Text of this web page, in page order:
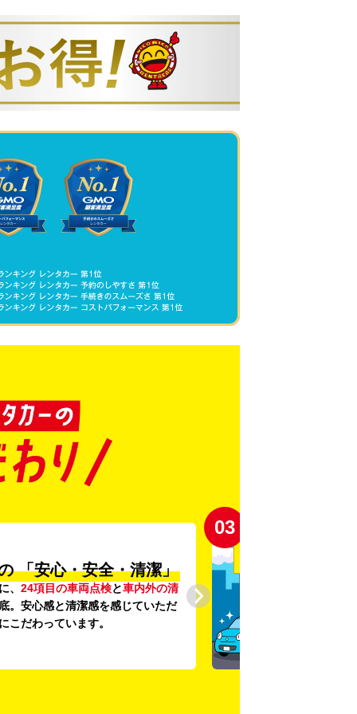
録から4年未満の
い車がいっぱい♪
満の新しいクルマを多数導入し、
供を追求しています。もちろん追
。
04